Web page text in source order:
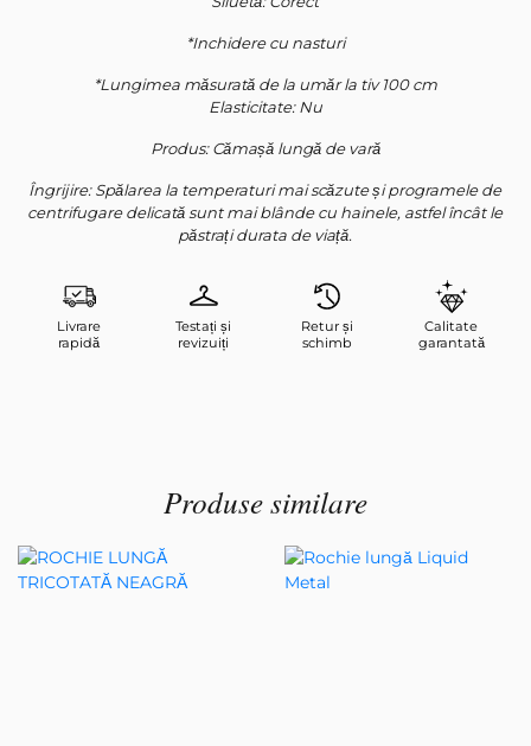
*Inchidere cu nasturi
*Lungimea măsurată de la umăr la tiv 100 cm
Elasticitate: Nu
Produs: Cămașă lungă de vară
Îngrijire: Spălarea la temperaturi mai scăzute și programele de
centrifugare delicată sunt mai blânde cu hainele, astfel încât le
păstrați durata de viață.
Livrare
rapidă
Testați și
revizuiți
Retur și
schimb
Calitate
garantată
Produse similare
Абонирайте се за нашия бюлетин
Datele dvs. personale vor fi folosite pentru a vă sprijini experiența pe
alte scopuri descrise înpolitică de confidențialitatenoastră.
Înregistrare